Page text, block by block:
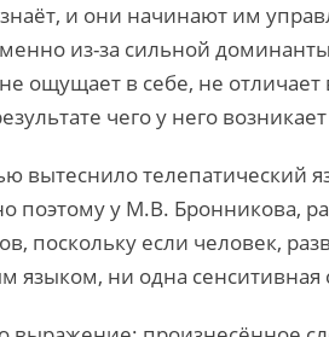
и они начинают им
из-за сильной
ощущает в себе, не
чего у него
вытеснило телепатический
поэтому у М.В. Бронникова,
поскольку если человек,
языком, ни одна сенситивная